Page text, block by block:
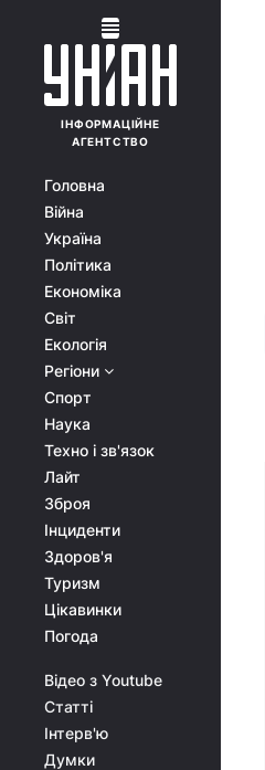
ІНФОРМАЦІЙНЕ
АГЕНТСТВО
Головна
Війна
Україна
Політика
Економіка
Світ
Екологія
Регіони
Спорт
Наука
Техно і зв'язок
Лайт
Зброя
Інциденти
Здоров'я
Туризм
Цікавинки
Погода
Відео з Youtube
Статті
Інтерв'ю
Думки